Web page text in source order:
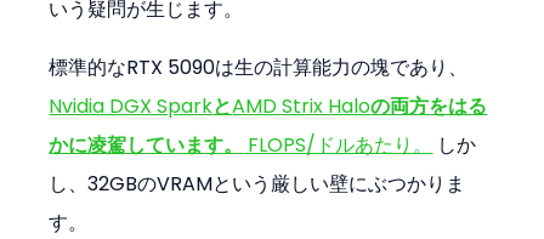
いう疑問が生じます。
標準的なRTX 5090は生の計算能力の塊であり、
Nvidia DGX SparkとAMD Strix Haloの両方をはる
かに凌駕しています。
FLOPS/ドルあたり。
しか
し、32GBのVRAMという厳しい壁にぶつかりま
す。